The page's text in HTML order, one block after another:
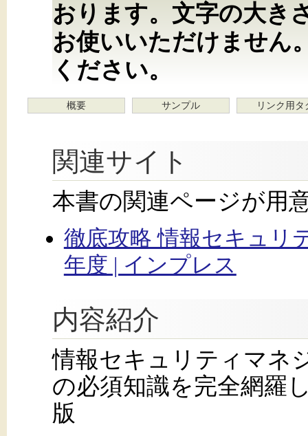
おります。文字の大き
お使いいただけません
ください。
概要 サンプル リンク用タ
関連サイト
本書の関連ページが用
徹底攻略 情報セキュリ
年度 | インプレス
内容紹介
情報セキュリティマネ
の必須知識を完全網羅
版